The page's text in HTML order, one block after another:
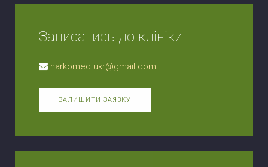
Записатись до клініки!!
narkomed.ukr@gmail.com
ЗАЛИШИТИ ЗАЯВКУ